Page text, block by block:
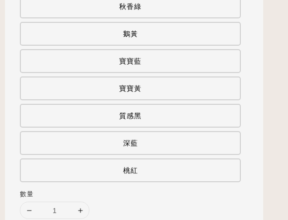
秋香綠
鵝黃
寶寶藍
寶寶黃
質感黑
深藍
桃紅
數量